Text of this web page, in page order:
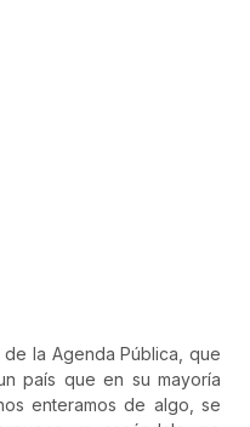
la Agenda Pública, que
país que en su mayoría
enteramos de algo, se